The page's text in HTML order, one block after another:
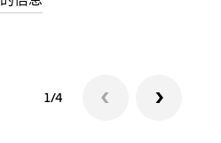
1/4